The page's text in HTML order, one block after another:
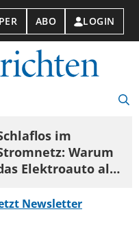
ABO LOGIN
im
Warum
Elektroauto als
Newsletter